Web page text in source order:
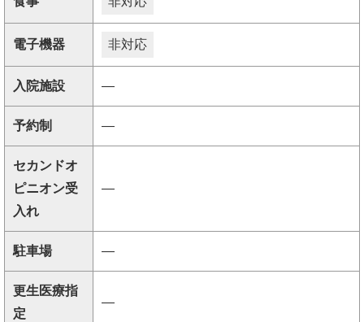
電子機器 非対応
入院施設 ―
予約制 ―
セカンドオ
ピニオン受
入れ
―
駐車場 ―
更生医療指
定
―